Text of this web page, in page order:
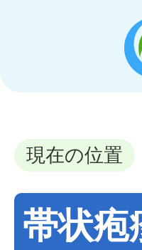
現在の位置
帯状疱